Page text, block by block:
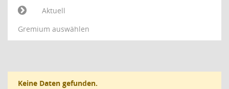
Aktuell
Gremium auswählen
Keine Daten gefunden.